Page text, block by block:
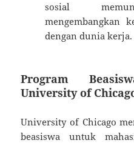
sosial
mengembangkan
dengan dunia kerja.
Program
University of
University of Chicago
beasiswa untuk